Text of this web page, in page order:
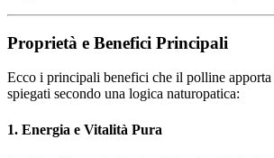
Proprietà e Benefici Principali
Ecco i principali benefici che il polline apporta
spiegati secondo una logica naturopatica:
1. Energia e Vitalità Pura